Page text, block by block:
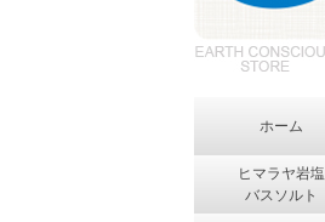
ホーム
ヒマラヤ岩塩
バスソルト